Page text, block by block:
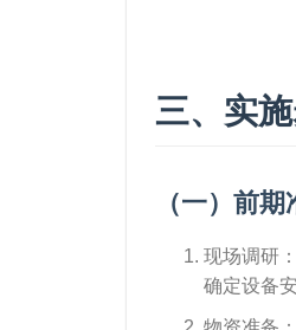
三、实
（一）前
现场调研
确定设备